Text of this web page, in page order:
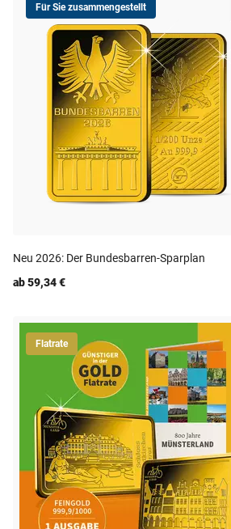
Für Sie zusammengestellt
Neu 2026: Der Bundesbarren-Sparplan
ab 59,34 €
Flatrate